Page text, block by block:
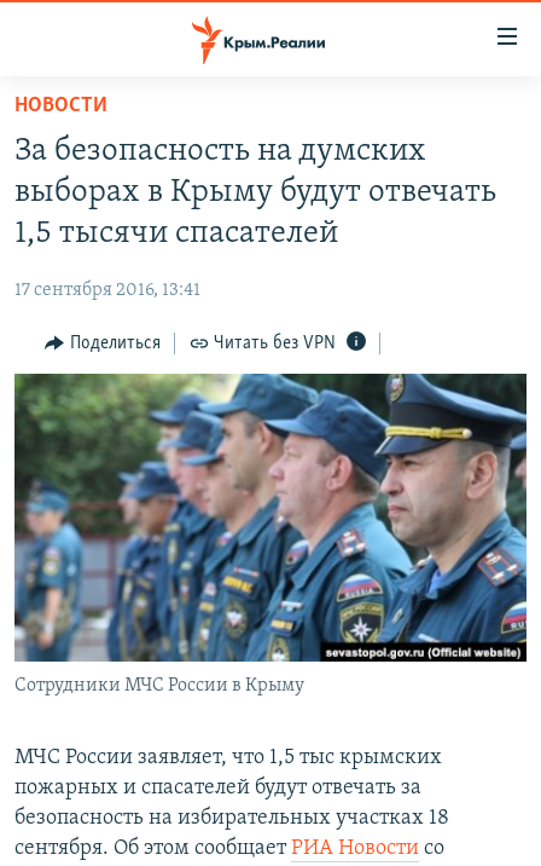
Вернуться
основному
содержанию
Вернутся
главной
навигации
Вернутся
поиску
НОВОСТИ
СПЕЦПРОЕКТЫ
11 ЛЕТ ОККУПАЦИИ КРЫМА. 11 ИСТОРИЙ СОПРОТИВЛЕНИЯ
ВОДА
ЕЩЕ
ИНТЕРАКТИВ
ИНФОГРАФИКА
ТЕЛЕПРОЕКТ КРЫМ.РЕАЛИИ
СОВЕТЫ ПРАВОЗАЩИТНИКОВ
ПРОПАВШИЕ БЕЗ ВЕСТИ
ПОБЕДИТЕЛЕЙ НЕ СУДЯТ?
КРЫМ.НЕПОКОРЕННЫЙ
ELIFBE
УКРАИНСКАЯ ПРОБЛЕМА КРЫМА
РАДІО СВОБОДА
КАК ОБОЙТИ БЛОКИРОВКУ
Українською
Qırımtatar
ПРИСОЕДИНЯЙТЕСЬ!
НОВОСТИ
За безопасность на думских
выборах в Крыму будут отвечать
1,5 тысячи спасателей
17 сентября 2016, 13:41
Поделиться Читать без VPN
Сотрудники МЧС России в Крыму
МЧС России заявляет, что 1,5 тыс крымских
пожарных и спасателей будут отвечать за
безопасность на избирательных участках 18
сентября. Об этом сообщаетРИА Новости со